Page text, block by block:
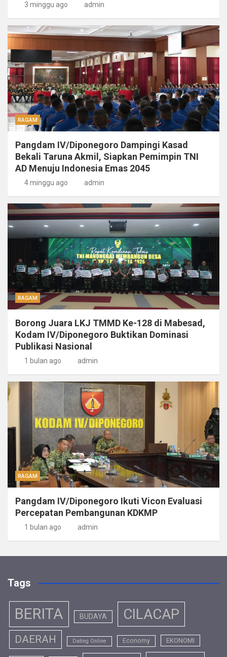
3 minggu ago admin
RAGAM
Pangdam IV/Diponegoro Dampingi Kasad
Bekali Taruna Akmil, Siapkan Pemimpin TNI
AD Menuju Indonesia Emas 2045
4 minggu ago admin
RAGAM
Borong Juara LKJ TMMD Ke-128 di Mabesad,
Kodam IV/Diponegoro Buktikan Dominasi
Publikasi Nasional
1 bulan ago admin
RAGAM
Pangdam IV/Diponegoro Ikuti Vicon Evaluasi
Percepatan Pembangunan KDKMP
1 bulan ago admin
Tags
BERITA BUDAYA CILACAP
DAERAH Dating Online Economy EKONOMI